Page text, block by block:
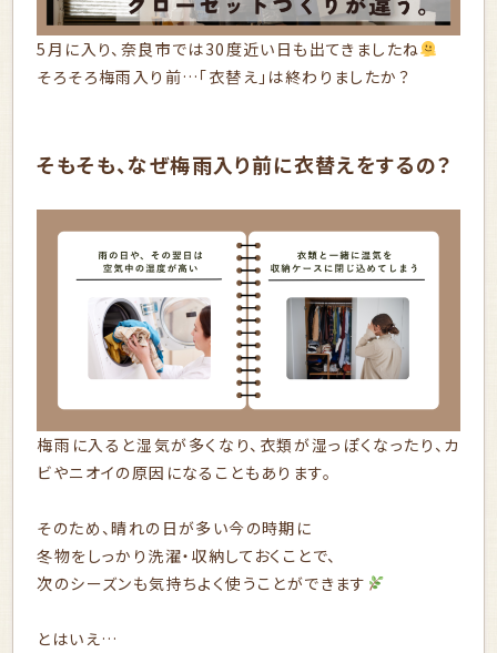
5月に入り、奈良市では30度近い日も出てきましたね
そろそろ梅雨入り前…「衣替え」は終わりましたか？
そもそも、なぜ梅雨入り前に衣替えをするの？
梅雨に入ると湿気が多くなり、衣類が湿っぽくなったり、カ
ビやニオイの原因になることもあります。
そのため、晴れの日が多い今の時期に
冬物をしっかり洗濯・収納しておくことで、
次のシーズンも気持ちよく使うことができます
とはいえ…